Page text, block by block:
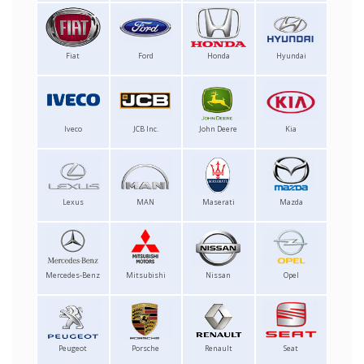
Fiat Ford Honda Hyundai
Iveco JCB Inc. John Deere Kia
Lexus MAN Maserati Mazda
Mercedes-Benz Mitsubishi Nissan Opel
Peugeot Porsche Renault Seat